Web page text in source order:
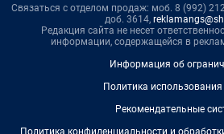
Связаться с отделом продаж: моб. 8 (992)
доб. 3614,
Редакция сайта не несет
информации, содержащейся в
Информация об
Политика
Рекомендательные